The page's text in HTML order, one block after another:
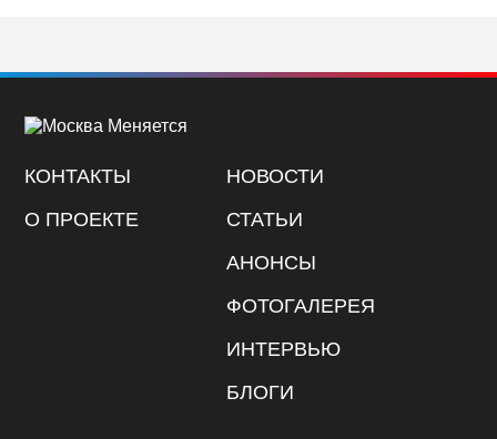
КОНТАКТЫ
О ПРОЕКТЕ
НОВОСТИ
СТАТЬИ
АНОНСЫ
ФОТОГАЛЕРЕЯ
ИНТЕРВЬЮ
БЛОГИ